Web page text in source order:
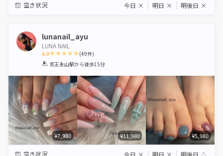
空き状況 今日 × 明日 × 明後日 ×
lunanail_ayu
LUNA NAIL
4.9
1 2 3 4 5
(49件)
京王永山駅から徒歩15分
¥7,980 ¥11,980 ¥5,980
空き状況 今日 × 明日 × 明後日 △